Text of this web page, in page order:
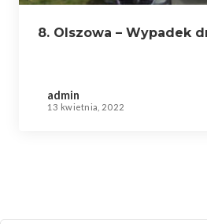
8. Olszowa – Wypadek
admin
13 kwietnia, 2022